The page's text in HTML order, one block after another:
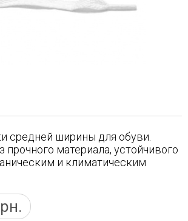
средней ширины для обуви.
прочного материала, устойчивого
и климатическим